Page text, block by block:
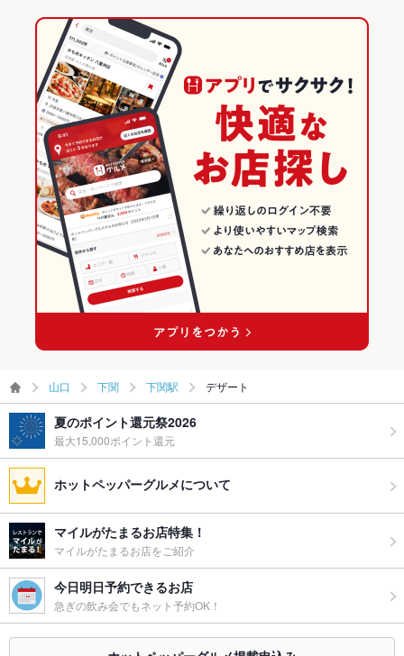
山口 下関 下関駅 デザート
夏のポイント還元祭2026
最大15,000ポイント還元
ホットペッパーグルメについて
マイルがたまるお店特集！
マイルがたまるお店をご紹介
今日明日予約できるお店
急ぎの飲み会でもネット予約OK！